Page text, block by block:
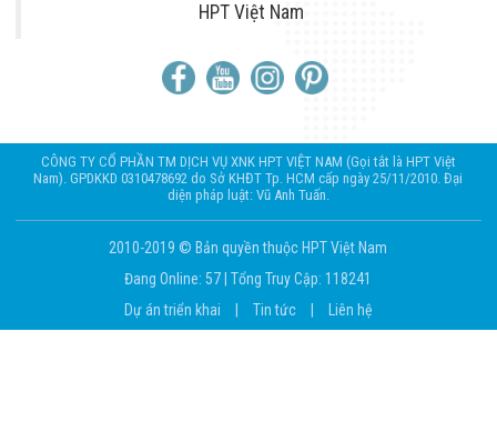
HPT Việt Nam
CÔNG TY CỔ PHẦN TM DỊCH VỤ XNK HPT VIỆT NAM (Gọi tắt là HPT Việt
Nam). GPDKKD 0310478692 do Sở KHĐT Tp. HCM cấp ngày 25/11/2010. Đại
diện pháp luật: Vũ Anh Tuấn.
2010-2019 © Bản quyền thuộc HPT Việt Nam
Đang Online: 57 |Tổng Truy Cập: 118241
Dự án triển khai
Tin tức Liên hệ